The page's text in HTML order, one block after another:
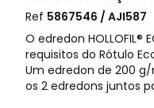
Ref 5867546 / AJI587
O edredon
requisitos do Rótulo
Um edredon de 200
os 2 edredons juntos